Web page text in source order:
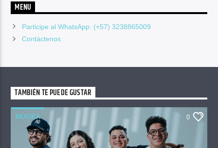
MENU
Participe al WhatsApp: (+57) 3238865009
Contáctenos
TAMBIÉN TE PUEDE GUSTAR
MÚSICA 0